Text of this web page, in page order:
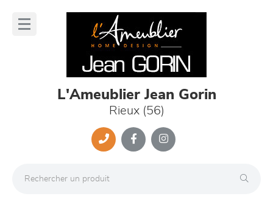
L'Ameublier Jean Gorin
Rieux (56)